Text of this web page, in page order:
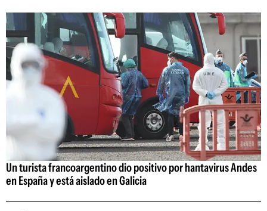
Un turista francoargentino dio positivo por hantavirus Andes
en España y está aislado en Galicia